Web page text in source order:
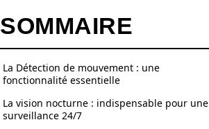
SOMMAIRE
La Détection de mouvement : une
fonctionnalité essentielle
La vision nocturne : indispensable pour une
surveillance 24/7